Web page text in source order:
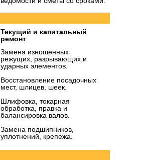
Замена изношенных
режущих, разрывающих и
ударных элементов.
Восстановление посадочных
мест, шлицев, шеек.
Шлифовка, токарная
обработка, правка и
балансировка валов.
Замена подшипников,
уплотнений, крепежа.
Текущий и капитальный
ремонт